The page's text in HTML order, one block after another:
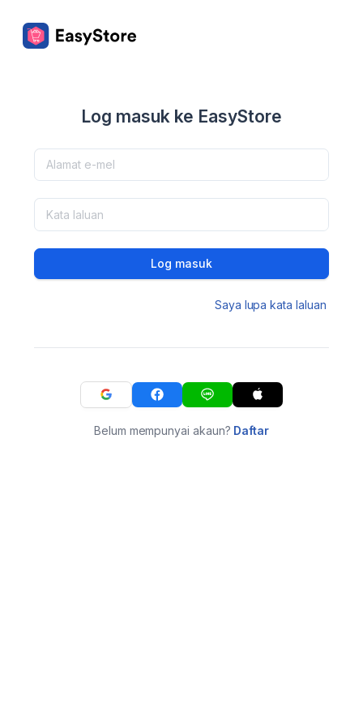
Log masuk ke EasyStore
Log masuk
Saya lupa kata laluan
Belum mempunyai akaun? Daftar